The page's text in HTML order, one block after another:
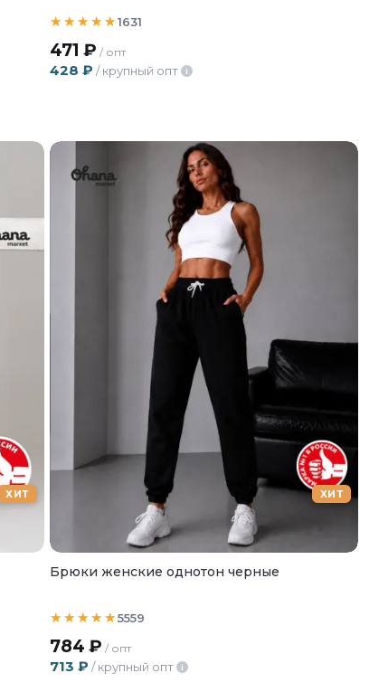
1631
471 ₽ / опт
428 ₽ / крупный опт i
ХИТ ХИТ
Брюки женские однотон черные
5559
784 ₽ / опт
713 ₽ / крупный опт i